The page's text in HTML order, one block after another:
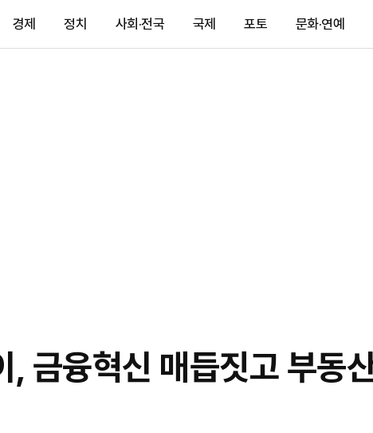
경제 정치 사회·전국 국제 포토 문화·연예
, 금융혁신 매듭짓고 부동